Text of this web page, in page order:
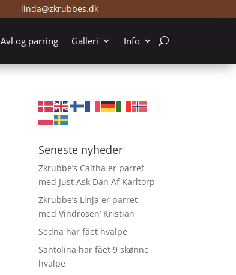
linda@zkrubbes.dk
Avl og parring Galleri Info
Seneste nyheder
Zkrubbe’s Caltha er parret
med Just Ask Dan Af Karltorp
Zkrubbe’s Linja er parret
med Vindrosen’ Kristian
Sedna har fået hvalpe
Santolina har fået 9 skønne
hvalpe